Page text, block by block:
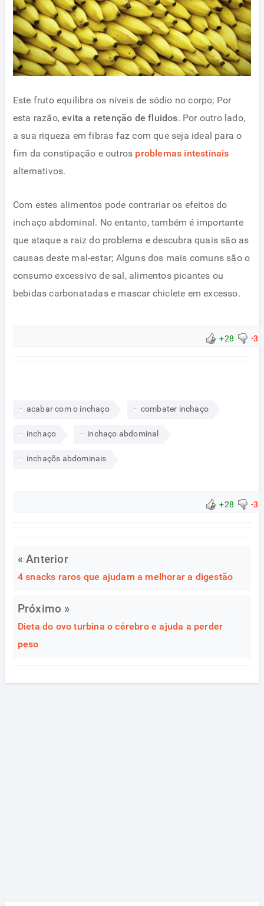
Este fruto equilibra os níveis de sódio no corpo; Por
esta razão,evita a retenção de fluidos. Por outro lado,
a sua riqueza em fibras faz com que seja ideal para o
fim da constipação e outros problemas intestinais
alternativos.
Com estes alimentos pode contrariar os efeitos do
inchaço abdominal. No entanto, também é importante
que ataque a raiz do problema e descubra quais são as
causas deste mal-estar; Alguns dos mais comuns são o
consumo excessivo de sal, alimentos picantes ou
bebidas carbonatadas e mascar chiclete em excesso.
+28 -3
acabar com o inchaço combater inchaço
inchaço inchaço abdominal
inchaçõs abdominais
+28 -3
« Anterior
4 snacks raros que ajudam a melhorar a digestão
Próximo »
Dieta do ovo turbina o cérebro e ajuda a perder
peso